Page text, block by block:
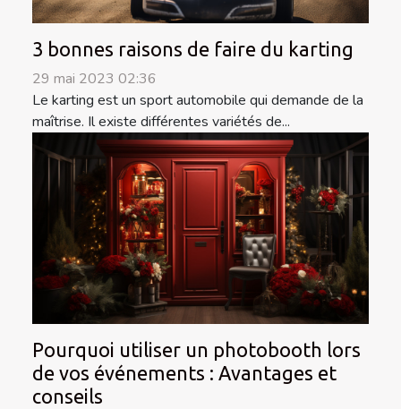
3 bonnes raisons de faire du karting
29 mai 2023 02:36
Le karting est un sport automobile qui demande de la
maîtrise. Il existe différentes variétés de...
Pourquoi utiliser un photobooth lors
de vos événements : Avantages et
conseils